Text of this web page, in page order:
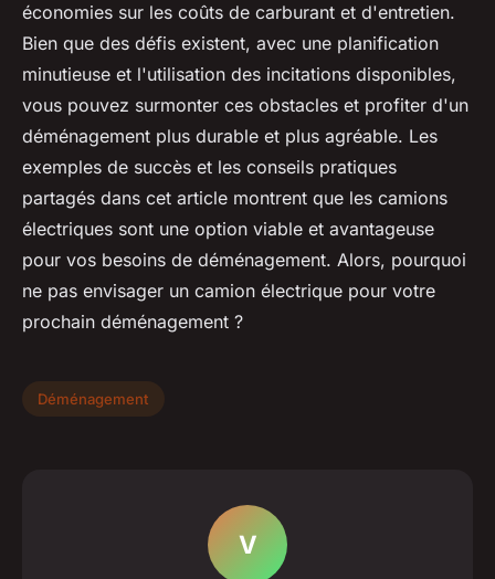
économies sur les coûts de carburant et d'entretien.
Bien que des défis existent, avec une planification
minutieuse et l'utilisation des incitations disponibles,
vous pouvez surmonter ces obstacles et profiter d'un
déménagement plus durable et plus agréable. Les
exemples de succès et les conseils pratiques
partagés dans cet article montrent que les camions
électriques sont une option viable et avantageuse
pour vos besoins de déménagement. Alors, pourquoi
ne pas envisager un camion électrique pour votre
prochain déménagement ?
Déménagement
V